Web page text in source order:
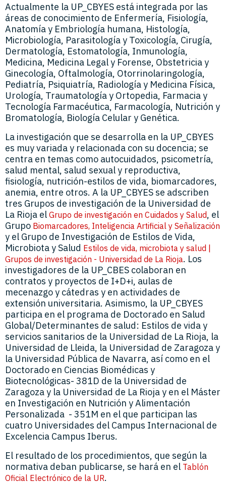
Actualmente la UP_CBYES está integrada por las
áreas de conocimiento de Enfermería, Fisiología,
Anatomía y Embriología humana, Histología,
Microbiología, Parasitología y Toxicología, Cirugía,
Dermatología, Estomatología, Inmunología,
Medicina, Medicina Legal y Forense, Obstetricia y
Ginecología, Oftalmología, Otorrinolaringología,
Pediatría, Psiquiatría, Radiología y Medicina Física,
Urología, Traumatología y Ortopedia, Farmacia y
Tecnología Farmacéutica, Farmacología, Nutrición y
Bromatología, Biología Celular y Genética.
La investigación que se desarrolla en la UP_CBYES
es muy variada y relacionada con su docencia; se
centra en temas como autocuidados, psicometría,
salud mental, salud sexual y reproductiva,
fisiología, nutrición-estilos de vida, biomarcadores,
anemia, entre otros. A la UP_CBYES se adscriben
tres Grupos de investigación de la Universidad de
La Rioja el Grupo de investigación en Cuidados y Salud, el
Grupo Biomarcadores, Inteligencia Artificial y Señalización
y el Grupo de Investigación de Estilos de Vida,
Microbiota y Salud Estilos de vida, microbiota y salud |
Grupos de investigación - Universidad de La Rioja. Los
investigadores de la UP_CBES colaboran en
contratos y proyectos de I+D+i, aulas de
mecenazgo y cátedras y en actividades de
extensión universitaria. Asimismo, la UP_CBYES
participa en el programa de Doctorado en Salud
Global/Determinantes de salud: Estilos de vida y
servicios sanitarios de la Universidad de La Rioja, la
Universidad de Lleida, la Universidad de Zaragoza y
la Universidad Pública de Navarra, así como en el
Doctorado en Ciencias Biomédicas y
Biotecnológicas- 381D de la Universidad de
Zaragoza y la Universidad de La Rioja y en el Máster
en Investigación en Nutrición y Alimentación
Personalizada - 351M en el que participan las
cuatro Universidades del Campus Internacional de
Excelencia Campus Iberus.
El resultado de los procedimientos, que según la
normativa deban publicarse, se hará en el Tablón
Oficial Electrónico de la UR.